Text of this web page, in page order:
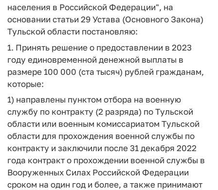
населения в Российской Федерации", на
основании статьи 29 Устава (Основного Закона)
Тульской области постановляю:
1. Принять решение о предоставлении в 2023
году единовременной денежной выплаты в
размере 100 000 (ста тысяч) рублей гражданам,
которые:
1) направлены пунктом отбора на военную
службу по контракту (2 разряда) по Тульской
области или военным комиссариатом Тульской
области для прохождения военной службы по
контракту и заключили после 31 декабря 2022
года контракт о прохождении военной службы в
Вооруженных Силах Российской Федерации
сроком на один год и более, а также принимают